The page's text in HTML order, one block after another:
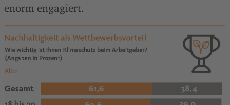
enorm engagiert.